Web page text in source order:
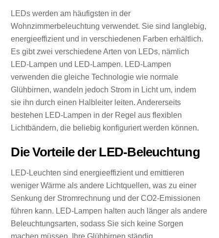
LEDs werden am häufigsten in der
Wohnzimmerbeleuchtung verwendet. Sie sind langlebig,
energieeffizient und in verschiedenen Farben erhältlich.
Es gibt zwei verschiedene Arten von LEDs, nämlich
LED-Lampen und LED-Lampen. LED-Lampen
verwenden die gleiche Technologie wie normale
Glühbirnen, wandeln jedoch Strom in Licht um, indem
sie ihn durch einen Halbleiter leiten. Andererseits
bestehen LED-Lampen in der Regel aus flexiblen
Lichtbändern, die beliebig konfiguriert werden können.
Die Vorteile der LED-Beleuchtung
LED-Leuchten sind energieeffizient und emittieren
weniger Wärme als andere Lichtquellen, was zu einer
Senkung der Stromrechnung und der CO2-Emissionen
führen kann. LED-Lampen halten auch länger als andere
Beleuchtungsarten, sodass Sie sich keine Sorgen